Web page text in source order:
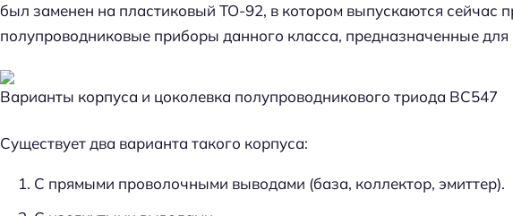
был заменен на пластиковый TO-92, в котором выпускаются сейчас
полупроводниковые приборы данного класса, предназначенные для
Варианты корпуса и цоколевка полупроводникового триода BC547
Существует два варианта такого корпуса:
С прямыми проволочными выводами (база, коллектор, эмиттер).